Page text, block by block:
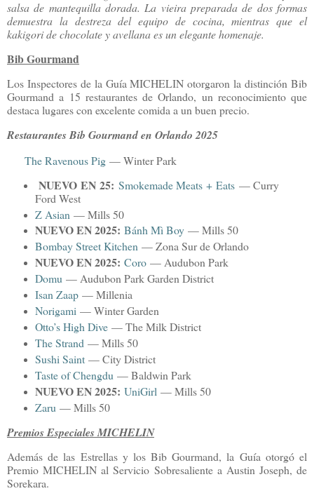
salsa de mantequilla dorada. La vieira preparada de dos formas
demuestra la destreza del equipo de cocina, mientras que el
kakigori de chocolate y avellana es un elegante homenaje.
Bib Gourmand
Los Inspectores de la Guía MICHELIN otorgaron la distinción Bib
Gourmand a 15 restaurantes de Orlando, un reconocimiento que
destaca lugares con excelente comida a un buen precio.
Restaurantes Bib Gourmand en Orlando 2025
The Ravenous Pig — Winter Park
NUEVO EN 25: Smokemade Meats + Eats— Curry
Ford West
Z Asian — Mills 50
NUEVO EN 2025: Bánh Mì Boy— Mills 50
Bombay Street Kitchen— Zona Sur de Orlando
NUEVO EN 2025: Coro— Audubon Park
Domu— Audubon Park Garden District
Isan Zaap— Millenia
Norigami— Winter Garden
Otto’s High Dive— The Milk District
The Strand — Mills 50
Sushi Saint— City District
Taste of Chengdu — Baldwin Park
NUEVO EN 2025: UniGirl — Mills 50
Zaru — Mills 50
Premios Especiales MICHELIN
Además de las Estrellas y los Bib Gourmand, la Guía otorgó el
Premio MICHELIN al Servicio Sobresaliente a Austin Joseph, de
Sorekara.